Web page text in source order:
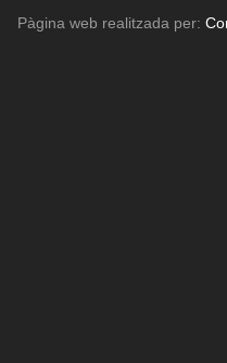
Pàgina web realitzada per: